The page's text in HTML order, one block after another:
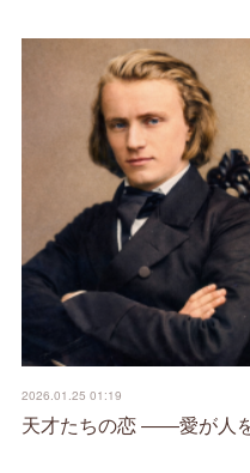
2026.01.25 01:19
天才たちの恋 ――愛が人